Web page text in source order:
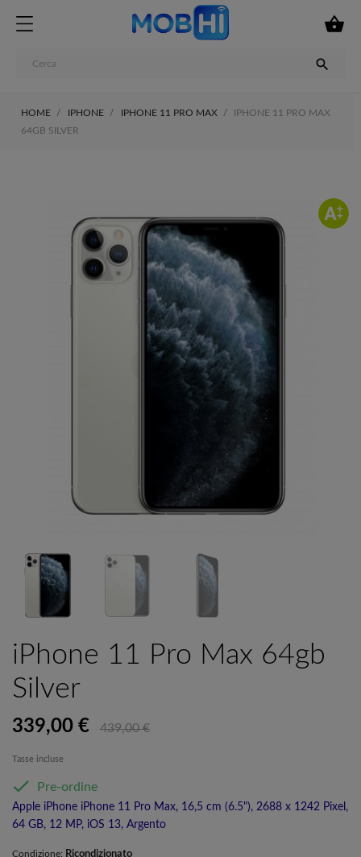


HOME IPHONE IPHONE 11 PRO MAX
IPHONE 11 PRO MAX
64GB SILVER
iPhone 11 Pro Max 64gb
Silver
339,00 € 439,00 €
Tasse incluse
 Pre-ordine
Apple iPhone iPhone 11 Pro Max, 16,5 cm (6.5"), 2688 x 1242 Pixel,
64 GB, 12 MP, iOS 13, Argento
Condizione: Ricondizionato